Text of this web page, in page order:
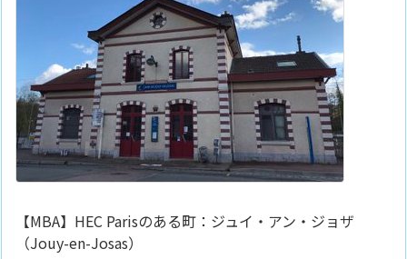
【MBA】HEC Parisのある町：ジュイ・アン・ジョザ
（Jouy-en-Josas）